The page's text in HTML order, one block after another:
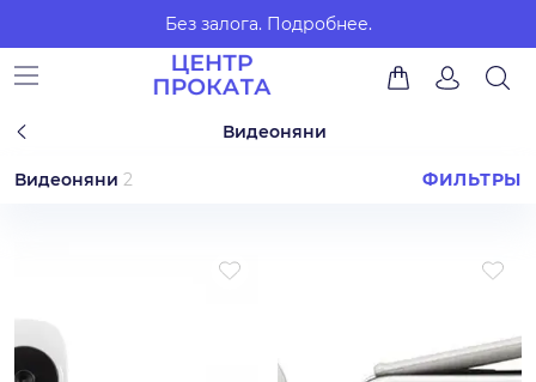
Без залога. Подробнее.
Видеоняни
Видеоняни 2 ФИЛЬТРЫ